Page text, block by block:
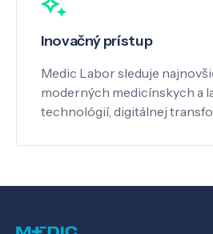
Inovačný prístup
Medic Labor sleduje
moderných medicínskych a
technológií, digitálnej